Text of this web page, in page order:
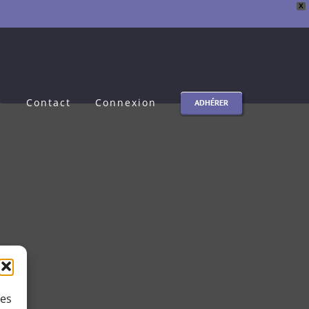
X
Contact Connexion ADHÉRER